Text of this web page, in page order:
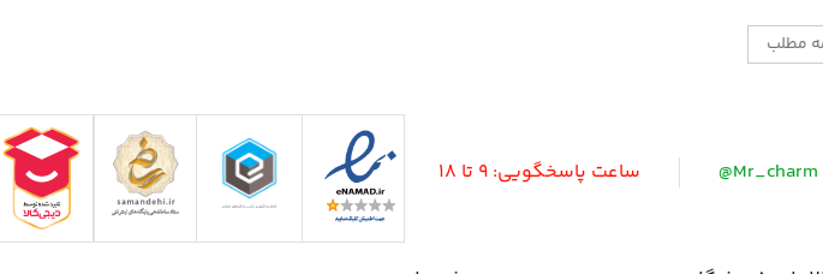
مطلب
ساعت پاسخگویی: 9 تا 18